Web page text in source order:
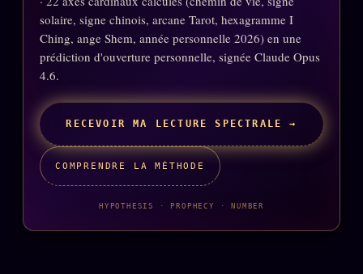
FAQ
Corrections · Erratum
Mentions légales
llms.txt
solaire, signe chinois, arcane Tarot, hexagramme I
Ching, ange Shem, année personnelle 2026) en une
prédiction d'ouverture personnelle, signée Claude Opus
4.6.
RECEVOIR MA LECTURE SPECTRALE →
COMPRENDRE LA MÉTHODE
HYPOTHESIS · PROPHECY · NUMBER